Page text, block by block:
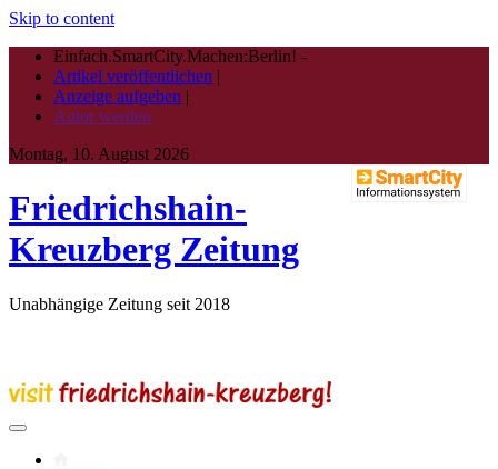
Skip to content
Einfach.SmartCity.Machen:Berlin! -
Artikel veröffentlichen |
Anzeige aufgeben |
Autor werden
Montag, 10. August 2026
Friedrichshain-
Kreuzberg Zeitung
Unabhängige Zeitung seit 2018